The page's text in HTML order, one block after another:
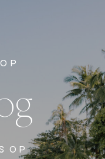
OP